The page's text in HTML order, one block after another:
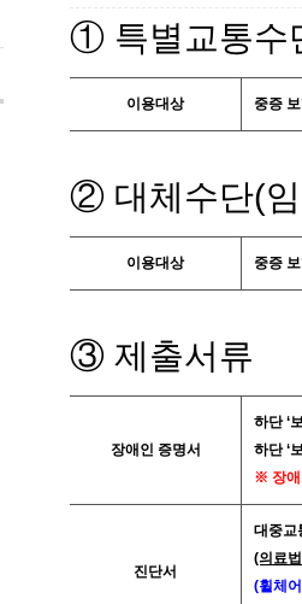
① 특별교통수
이용대상 중증
② 대체수단(
이용대상 중증
③ 제출서류
장애인 증명서
하단 ‘
하단 ‘
※ 장애
진단서
대중교
(의료
(휠체